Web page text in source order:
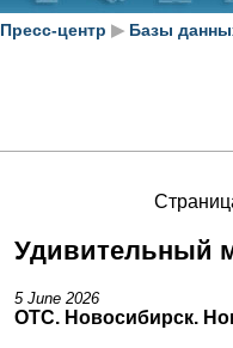
Пресс-центр ▶ Базы
Удивительный
5 June 2026
ОТС. Новосибирск.